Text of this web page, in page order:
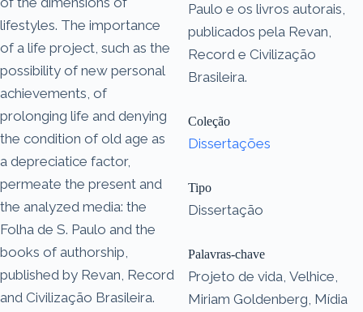
lifestyles. The importance
of a life project, such as the
possibility of new personal
achievements, of
prolonging life and denying
the condition of old age as
a depreciatice factor,
permeate the present and
the analyzed media: the
Folha de S. Paulo and the
books of authorship,
published by Revan, Record
and Civilização Brasileira.
Paulo e os livros autorais,
publicados pela Revan,
Record e Civilização
Brasileira.
Coleção
Dissertações
Tipo
Dissertação
Palavras-chave
Projeto de vida, Velhice,
Miriam Goldenberg, Mídia